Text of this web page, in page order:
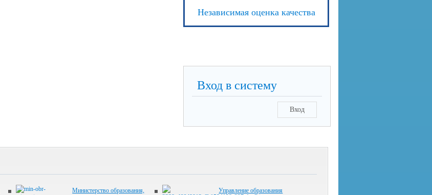
Независимая оценка качества
Вход в систему
Вход
Министерство образования,
Управление образования